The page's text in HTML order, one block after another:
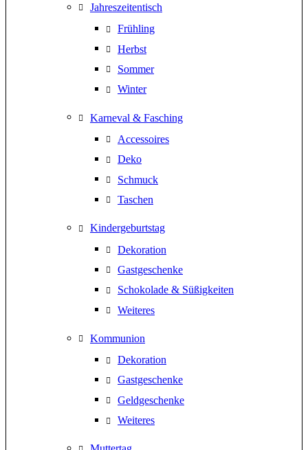
Jahreszeitentisch
Frühling
Herbst
Sommer
Winter
Karneval & Fasching
Accessoires
Deko
Schmuck
Taschen
Kindergeburtstag
Dekoration
Gastgeschenke
Schokolade & Süßigkeiten
Weiteres
Kommunion
Dekoration
Gastgeschenke
Geldgeschenke
Weiteres